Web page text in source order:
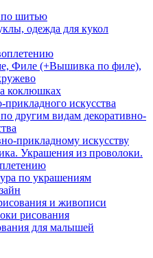
шитью
одежда для кукол
Филе (+Вышивка по филе),
коклюшках
искусства
другим видам декоративно-
прикладному искусству
Украшения из проволоки.
по украшениям
и живописи
рисования
для малышей